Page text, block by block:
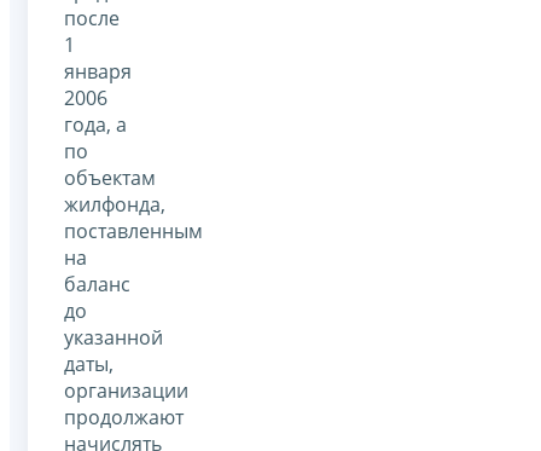
после
1
января
2006
года, а
по
объектам
жилфонда,
поставленным
на
баланс
до
указанной
даты,
организации
продолжают
начислять